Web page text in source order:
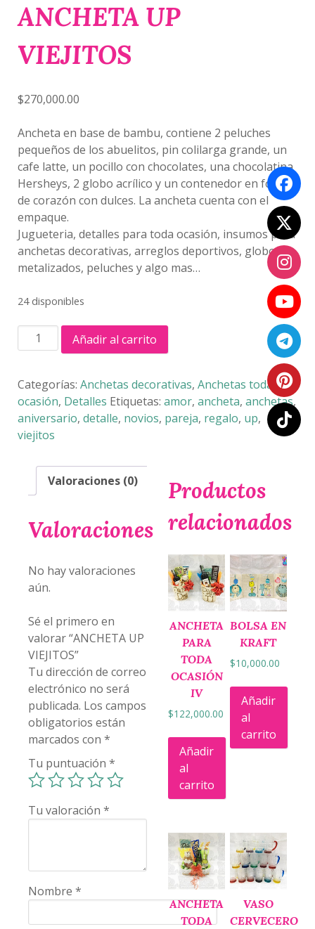
ANCHETA UP
VIEJITOS
$270,000.00
Ancheta en base de bambu, contiene 2 peluches
pequeños de los abuelitos, pin colilarga grande, un
cafe latte, un pocillo con chocolates, una chocolatina
Hersheys, 2 globo acrílico y un contenedor en forma
de corazón con dulces. La ancheta cuenta con el
empaque.
Jugueteria, detalles para toda ocasión, insumos para
anchetas decorativas, arreglos deportivos, globos
metalizados, peluches y algo mas…
24 disponibles
ANCHETA
UP
cantidad
Añadir al carrito
Categorías: Anchetas decorativas, Anchetas toda
ocasión, Detalles Etiquetas: amor, ancheta, anchetas,
aniversario, detalle, novios, pareja, regalo, up,
viejitos
Valoraciones (0)
Valoraciones
No hay valoraciones
aún.
Sé el primero en
valorar “ANCHETA UP
VIEJITOS”
Tu dirección de correo
electrónico no será
publicada. Los campos
obligatorios están
marcados con *
Tu puntuación *
Tu valoración *
Nombre *
Productos
relacionados
ANCHETA
PARA
TODA
OCASIÓN
IV
$122,000.00
Añadir
al
carrito
BOLSA EN
KRAFT
$10,000.00
Añadir
al
carrito
ANCHETA
TODA
VASO
CERVECERO